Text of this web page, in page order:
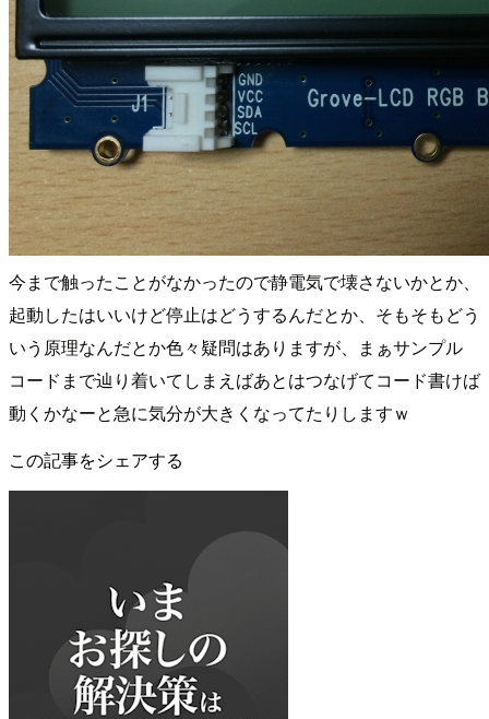
今まで触ったことがなかったので静電気で壊さないかとか、
起動したはいいけど停止はどうするんだとか、そもそもどう
いう原理なんだとか色々疑問はありますが、まぁサンプル
コードまで辿り着いてしまえばあとはつなげてコード書けば
動くかなーと急に気分が大きくなってたりしますｗ
この記事をシェアする